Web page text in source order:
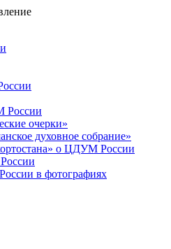
России
очерки»
духовное собрание»
о ЦДУМ России
в фотографиях